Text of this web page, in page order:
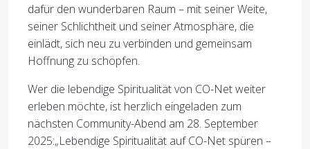
dafür den wunderbaren Raum – mit seiner Weite,
seiner Schlichtheit und seiner Atmosphäre, die
einlädt, sich neu zu verbinden und gemeinsam
Hoffnung zu schöpfen.
Wer die lebendige Spiritualität von CO-Net weiter
erleben möchte, ist herzlich eingeladen zum
nächsten Community-Abend am 28. September
2025:„Lebendige Spiritualität auf CO-Net spüren –